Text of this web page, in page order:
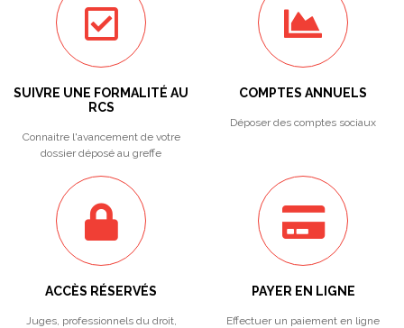
SUIVRE UNE FORMALITÉ AU
RCS
Connaitre l'avancement de votre
dossier déposé au greffe
COMPTES ANNUELS
Déposer des comptes sociaux
ACCÈS RÉSERVÉS
Juges, professionnels du droit,
PAYER EN LIGNE
Effectuer un paiement en ligne